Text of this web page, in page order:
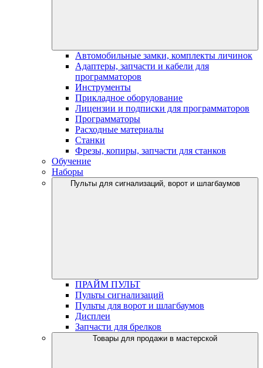
Автомобильные замки, комплекты личинок
Адаптеры, запчасти и кабели для
программаторов
Инструменты
Прикладное оборудование
Лицензии и подписки для программаторов
Программаторы
Расходные материалы
Станки
Фрезы, копиры, запчасти для станков
Обучение
Наборы
Пульты для сигнализаций, ворот и шлагбаумов
ПРАЙМ ПУЛЬТ
Пульты сигнализаций
Пульты для ворот и шлагбаумов
Дисплеи
Запчасти для брелков
Товары для продажи в мастерской